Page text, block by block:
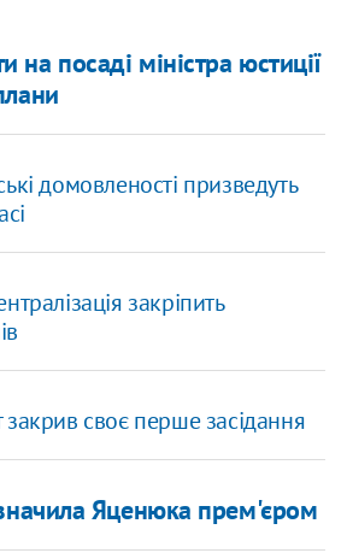
на посаді міністра юстиції
домовленості призведуть
закріпить
своє перше засідання
Яценюка прем'єром